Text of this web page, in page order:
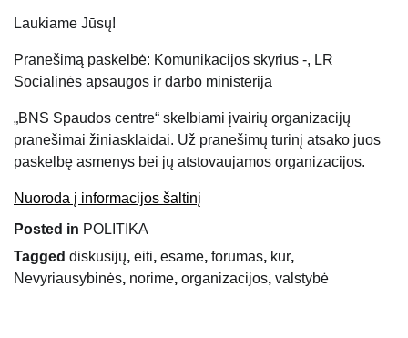
Laukiame Jūsų!
Pranešimą paskelbė: Komunikacijos skyrius -, LR
Socialinės apsaugos ir darbo ministerija
„BNS Spaudos centre“ skelbiami įvairių organizacijų
pranešimai žiniasklaidai. Už pranešimų turinį atsako juos
paskelbę asmenys bei jų atstovaujamos organizacijos.
Nuoroda į informacijos šaltinį
Posted in POLITIKA
Tagged diskusijų, eiti, esame, forumas, kur,
Nevyriausybinės, norime, organizacijos, valstybė